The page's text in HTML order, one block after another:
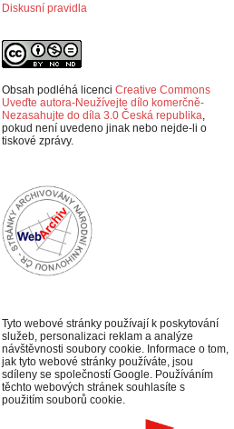
Diskusní pravidla
Obsah podléhá licenci Creative Commons
Uveďte autora-Neužívejte dílo komerčně-
Nezasahujte do díla 3.0 Česká republika,
pokud není uvedeno jinak nebo nejde-li o
tiskové zprávy.
Tyto webové stránky používají k poskytování
služeb, personalizaci reklam a analýze
návštěvnosti soubory cookie. Informace o tom,
jak tyto webové stránky používáte, jsou
sdíleny se společností Google. Používáním
těchto webových stránek souhlasíte s
použitím souborů cookie.